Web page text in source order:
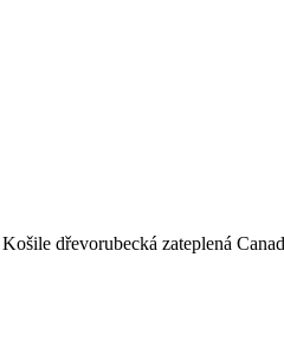
dřevorubecká zateplená